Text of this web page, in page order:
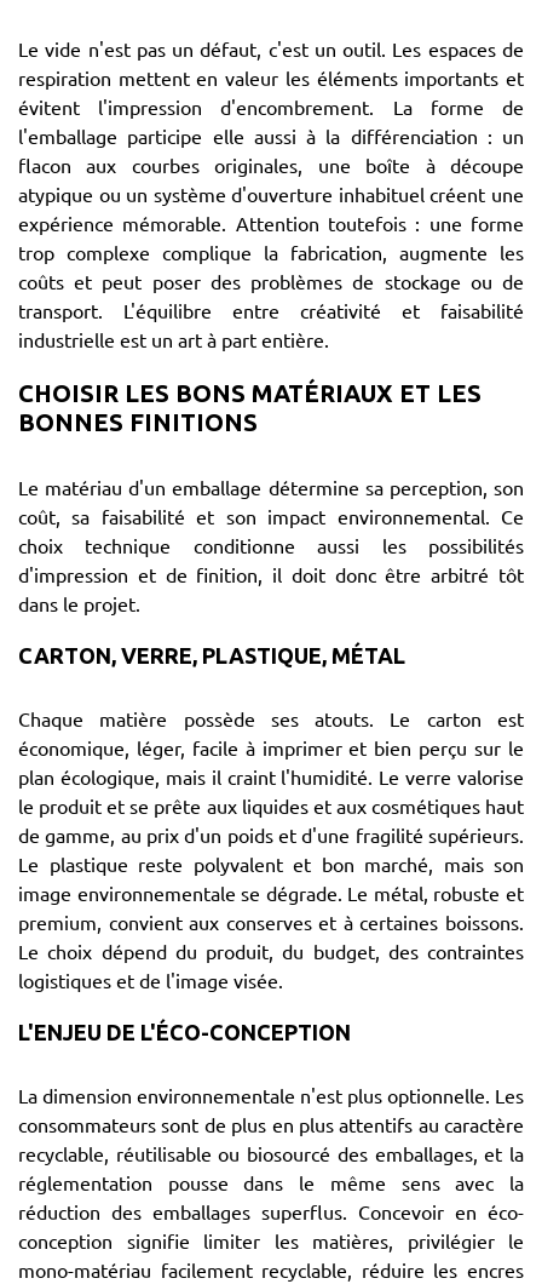
Le vide n'est pas un défaut, c'est un outil. Les espaces de
respiration mettent en valeur les éléments importants et
évitent l'impression d'encombrement. La forme de
l'emballage participe elle aussi à la différenciation : un
flacon aux courbes originales, une boîte à découpe
atypique ou un système d'ouverture inhabituel créent une
expérience mémorable. Attention toutefois : une forme
trop complexe complique la fabrication, augmente les
coûts et peut poser des problèmes de stockage ou de
transport. L'équilibre entre créativité et faisabilité
industrielle est un art à part entière.
CHOISIR LES BONS MATÉRIAUX ET LES
BONNES FINITIONS
Le matériau d'un emballage détermine sa perception, son
coût, sa faisabilité et son impact environnemental. Ce
choix technique conditionne aussi les possibilités
d'impression et de finition, il doit donc être arbitré tôt
dans le projet.
CARTON, VERRE, PLASTIQUE, MÉTAL
Chaque matière possède ses atouts. Le carton est
économique, léger, facile à imprimer et bien perçu sur le
plan écologique, mais il craint l'humidité. Le verre valorise
le produit et se prête aux liquides et aux cosmétiques haut
de gamme, au prix d'un poids et d'une fragilité supérieurs.
Le plastique reste polyvalent et bon marché, mais son
image environnementale se dégrade. Le métal, robuste et
premium, convient aux conserves et à certaines boissons.
Le choix dépend du produit, du budget, des contraintes
logistiques et de l'image visée.
L'ENJEU DE L'ÉCO-CONCEPTION
La dimension environnementale n'est plus optionnelle. Les
consommateurs sont de plus en plus attentifs au caractère
recyclable, réutilisable ou biosourcé des emballages, et la
réglementation pousse dans le même sens avec la
réduction des emballages superflus. Concevoir en éco-
conception signifie limiter les matières, privilégier le
mono-matériau facilement recyclable, réduire les encres